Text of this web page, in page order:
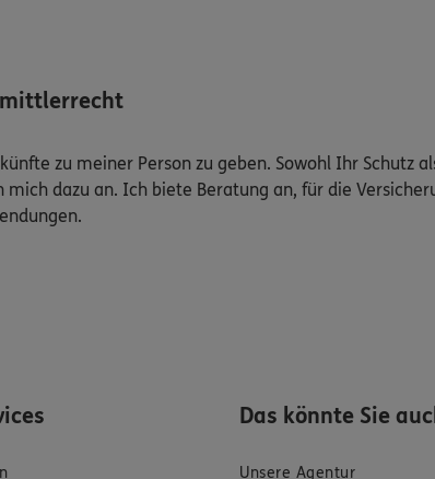
zu meiner Person zu geben. Sowohl Ihr Schutz
mich dazu an. Ich biete Beratung an, für die
Das könnte Sie
Unsere Agentur